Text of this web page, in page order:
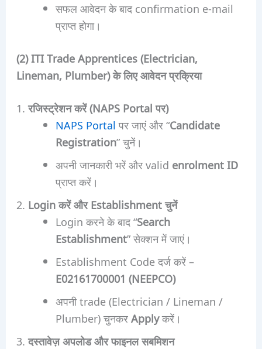
सफल आवेदन के बाद confirmation e-mail
प्राप्त होगा।
(2) ITI Trade Apprentices (Electrician,
Lineman, Plumber) के लिए आवेदन प्रक्रिया
रजिस्ट्रेशन करें (NAPS Portal पर)
NAPS Portalपर जाएं और “Candidate
Registration” चुनें।
अपनी जानकारी भरें और valid enrolment ID
प्राप्त करें।
Login करें और Establishment चुनें
Login करने के बाद “Search
Establishment” सेक्शन में जाएं।
Establishment Code दर्ज करें –
E02161700001 (NEEPCO)
अपनी trade (Electrician / Lineman /
Plumber) चुनकरApplyकरें।
दस्तावेज़ अपलोड और फाइनल सबमिशन